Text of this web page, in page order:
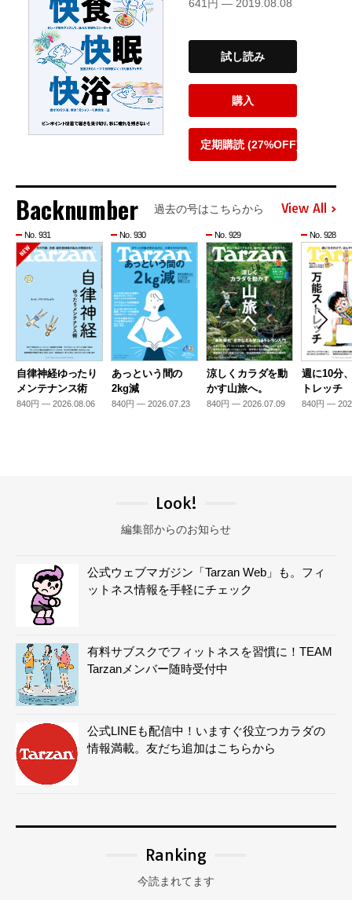
641円 — 2019.08.08
試し読み
購入
定期購読 (27%OFF)
Backnumber 過去の号はこちらから View All
No. 931
自律神経ゆったり
メンテナンス術
840円 — 2026.08.06
No. 930
あっという間の
2kg減
840円 — 2026.07.23
No. 929
涼しくカラダを動
かす山旅へ。
840円 — 2026.07.09
No. 928
週に10分
トレッチ
840円 —
Look!
編集部からのお知らせ
公式ウェブマガジン「Tarzan Web」も。フィ
ットネス情報を手軽にチェック
有料サブスクでフィットネスを習慣に！TEAM
Tarzanメンバー随時受付中
公式LINEも配信中！いますぐ役立つカラダの
情報満載。友だち追加はこちらから
Ranking
今読まれてます